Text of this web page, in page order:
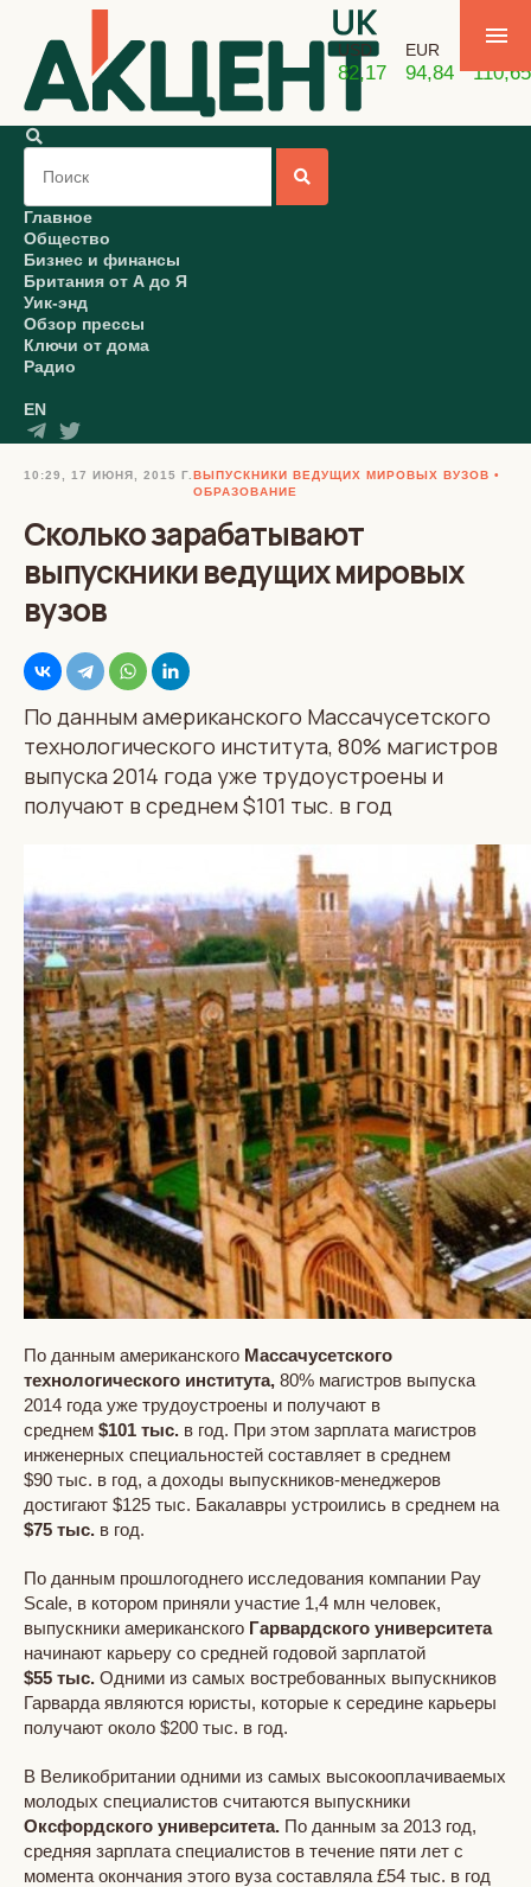
USD
82,17
EUR
94,84 110,65
Главное
Общество
Бизнес и финансы
Британия от А до Я
Уик-энд
Обзор прессы
Ключи от дома
Радио
EN
10:29, 17 ИЮНЯ, 2015 Г. ВЫПУСКНИКИ ВЕДУЩИХ МИРОВЫХ ВУЗОВ
ОБРАЗОВАНИЕ
Сколько зарабатывают
выпускники ведущих мировых
вузов
По данным американского Массачусетского
технологического института, 80% магистров
выпуска 2014 года уже трудоустроены и
получают в среднем $101 тыс. в год
По данным американского Массачусетского
технологического института, 80% магистров выпуска
2014 года уже трудоустроены и получают в
среднем $101 тыс. в год. При этом зарплата магистров
инженерных специальностей составляет в среднем
$90 тыс. в год, а доходы выпускников-менеджеров
достигают $125 тыс. Бакалавры устроились в среднем на
$75 тыс. в год.
По данным прошлогоднего исследования компании Pay
Scale, в котором приняли участие 1,4 млн человек,
выпускники американского Гарвардского университета
начинают карьеру со средней годовой зарплатой
$55 тыс. Одними из самых востребованных выпускников
Гарварда являются юристы, которые к середине карьеры
получают около $200 тыс. в год.
В Великобритании одними из самых высокооплачиваемых
молодых специалистов считаются выпускники
Оксфордского университета. По данным за 2013 год,
средняя зарплата специалистов в течение пяти лет с
момента окончания этого вуза составляла £54 тыс. в год